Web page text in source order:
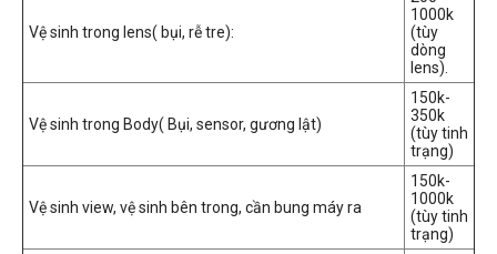
Vệ sinh trong lens( bụi, rễ tre):
1000k
(tùy
dòng
lens).
Vệ sinh trong Body( Bụi, sensor, gương lật)
150k-
350k
(tùy tinh
trạng)
Vệ sinh view, vệ sinh bên trong, cần bung máy ra
150k-
1000k
(tùy tinh
trạng)